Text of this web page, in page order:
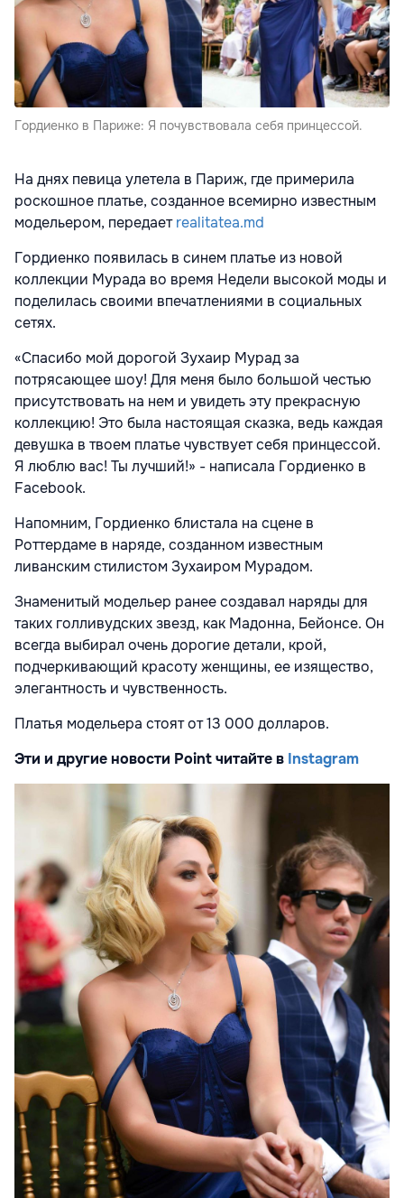
Гордиенко в Париже: Я почувствовала себя принцессой.
На днях певица улетела в Париж, где примерила
роскошное платье, созданное всемирно известным
модельером, передаетrealitatea.md
Гордиенко появилась в синем платье из новой
коллекции Мурада во время Недели высокой моды и
поделилась своими впечатлениями в социальных
сетях.
«Спасибо мой дорогой Зухаир Мурад за
потрясающее шоу! Для меня было большой честью
присутствовать на нем и увидеть эту прекрасную
коллекцию! Это была настоящая сказка, ведь каждая
девушка в твоем платье чувствует себя принцессой.
Я люблю вас! Ты лучший!» - написала Гордиенко в
Facebook.
Напомним, Гордиенко блистала на сцене в
Роттердаме в наряде, созданном известным
ливанским стилистом Зухаиром Мурадом.
Знаменитый модельер ранее создавал наряды для
таких голливудских звезд, как Мадонна, Бейонсе. Он
всегда выбирал очень дорогие детали, крой,
подчеркивающий красоту женщины, ее изящество,
элегантность и чувственность.
Платья модельера стоят от 13 000 долларов.
Эти и другие новости Point читайте в Instagram